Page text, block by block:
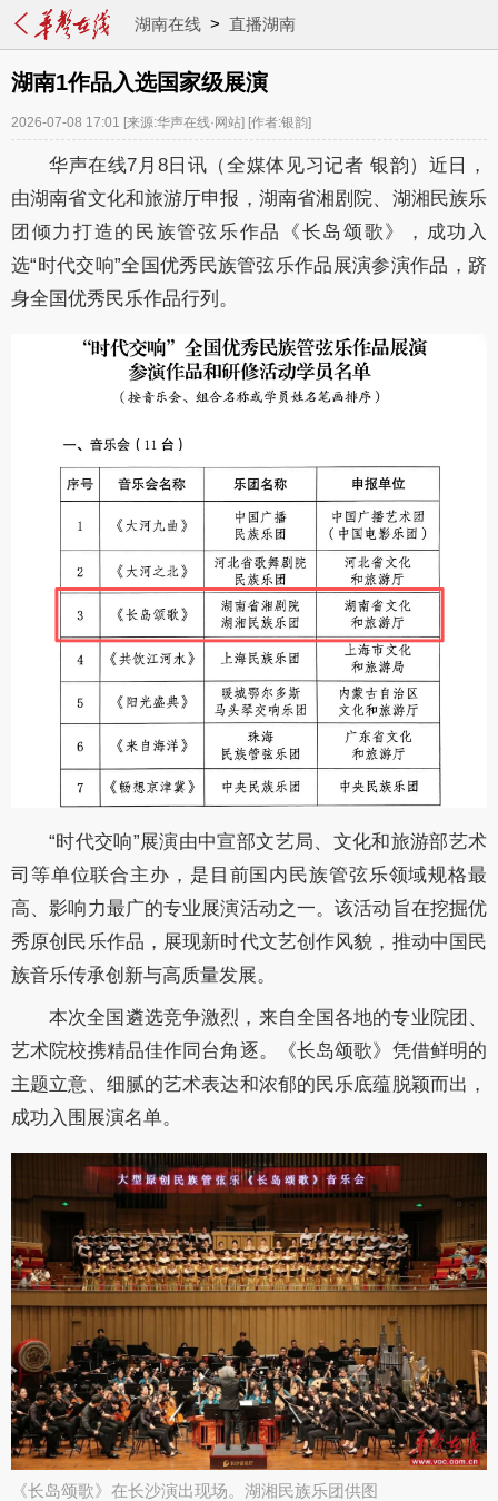
湖南在线> 直播湖南
湖南1作品入选国家级展演
2026-07-08 17:01 [来源:华声在线·网站] [作者:银韵]
华声在线7月8日讯（全媒体见习记者 银韵）近日，
由湖南省文化和旅游厅申报，湖南省湘剧院、湖湘民族乐
团倾力打造的民族管弦乐作品《长岛颂歌》，成功入
选“时代交响”全国优秀民族管弦乐作品展演参演作品，跻
身全国优秀民乐作品行列。
“时代交响”展演由中宣部文艺局、文化和旅游部艺术
司等单位联合主办，是目前国内民族管弦乐领域规格最
高、影响力最广的专业展演活动之一。该活动旨在挖掘优
秀原创民乐作品，展现新时代文艺创作风貌，推动中国民
族音乐传承创新与高质量发展。
本次全国遴选竞争激烈，来自全国各地的专业院团、
艺术院校携精品佳作同台角逐。《长岛颂歌》凭借鲜明的
主题立意、细腻的艺术表达和浓郁的民乐底蕴脱颖而出，
成功入围展演名单。
《长岛颂歌》在长沙演出现场。​湖湘民族乐团供图